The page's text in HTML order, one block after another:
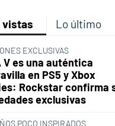
vistas Lo último
EXCLUSIVAS
V es una auténtica
en PS5 y Xbox
Rockstar confirma
exclusivas
POCO INSPIRADOS